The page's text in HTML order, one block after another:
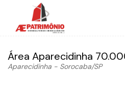
Área Aparecidinha
Aparecidinha - Sorocaba/SP